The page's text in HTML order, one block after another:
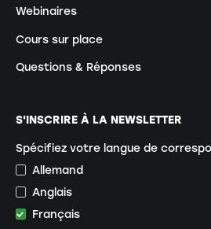
Webinaires
Cours sur place
Questions & Réponses
S'INSCRIRE À LA NEWSLETTER
Spécifiez votre langue de
Allemand
Anglais
Français